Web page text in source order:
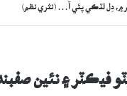
ڪراچيءَ جي مٽيءَ جو قرض لاھيندڙ
فيڪٽر ۽ نئين